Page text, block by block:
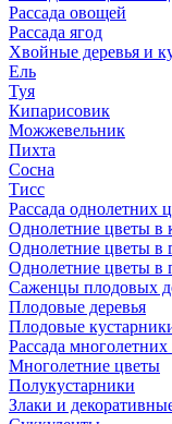
Рассада овощей
Рассада ягод
Хвойные деревья и
Ель
Туя
Кипарисовик
Можжевельник
Пихта
Сосна
Тисc
Рассада однолетних
Однолетние цветы в
Однолетние цветы в
Однолетние цветы в
Саженцы плодовых
Плодовые деревья
Плодовые
Рассада многолетних
Многолетние цветы
Полукустарники
Злаки и